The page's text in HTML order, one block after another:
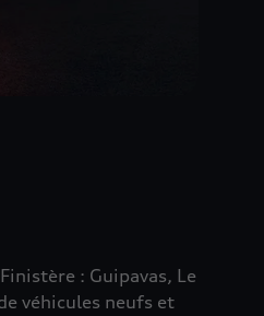
: Guipavas, Le
véhicules neufs et